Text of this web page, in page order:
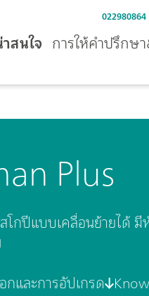
022980864
สนใจ การให้คำปรึกษ
Plus
โกปีแบบเคลื่อนย้ายได้
กและการอัปเกรด